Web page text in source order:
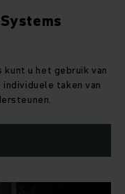
kunt u het gebruik van
taken van